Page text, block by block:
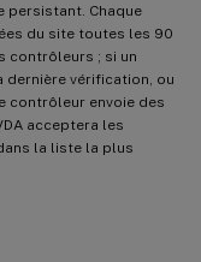
persistant. Chaque
du site toutes les 90
contrôleurs ; si un
dernière vérification, ou
contrôleur envoie des
acceptera les
la liste la plus